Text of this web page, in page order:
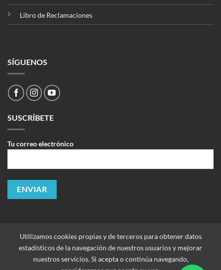
Libro de Reclamaciones
SÍGUENOS
SUSCRÍBETE
Tu correo electrónico
Utilizamos cookies propias y de terceros para obtener datos
estadísticos de la navegación de nuestros usuarios y mejorar
nuestros servicios. Si acepta o continúa navegando,